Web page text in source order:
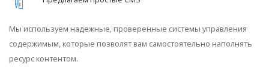
Мы используем надежные, проверенные системы управления
содержимым, которые позволят вам самостоятельно наполнять
ресурс контентом.